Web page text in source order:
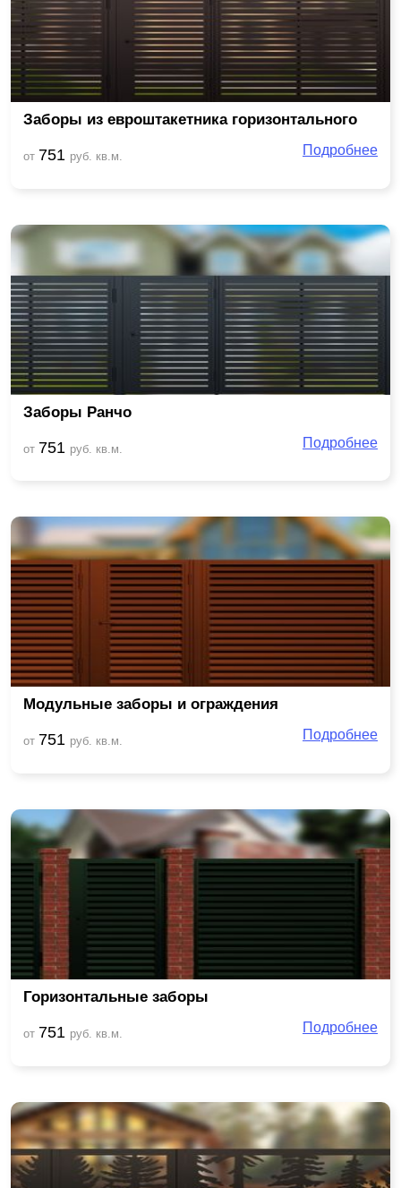
Заборы из евроштакетника горизонтального
от 751 руб. кв.м. Подробнее
Заборы Ранчо
от 751 руб. кв.м. Подробнее
Модульные заборы и ограждения
от 751 руб. кв.м. Подробнее
Горизонтальные заборы
от 751 руб. кв.м. Подробнее